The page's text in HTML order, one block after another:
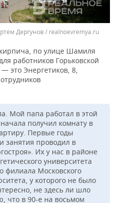
Дергунов / realnoevremya.ru
по улице Шамиля
работников Горьковской
это Энергетиков, 8,
Мой папа работал в этой
получил комнату в
Первые годы
занятия проводил в
Их у нас в районе
университета
филиала Московского
у которого не было
не здесь ли шло
что в 90-е на восьмом